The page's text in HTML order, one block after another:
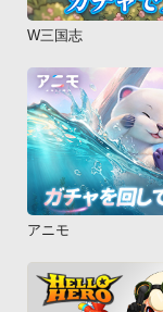
W三国志
アニモ